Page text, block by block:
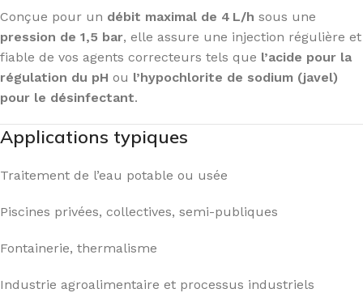
Conçue pour un débit maximal de 4 L/h sous une
pression de 1,5 bar, elle assure une injection régulière et
fiable de vos agents correcteurs tels que l’acide pour la
régulation du pH ou l’hypochlorite de sodium (javel)
pour le désinfectant.
Applications typiques
Traitement de l’eau potable ou usée
Piscines privées, collectives, semi-publiques
Fontainerie, thermalisme
Industrie agroalimentaire et processus industriels